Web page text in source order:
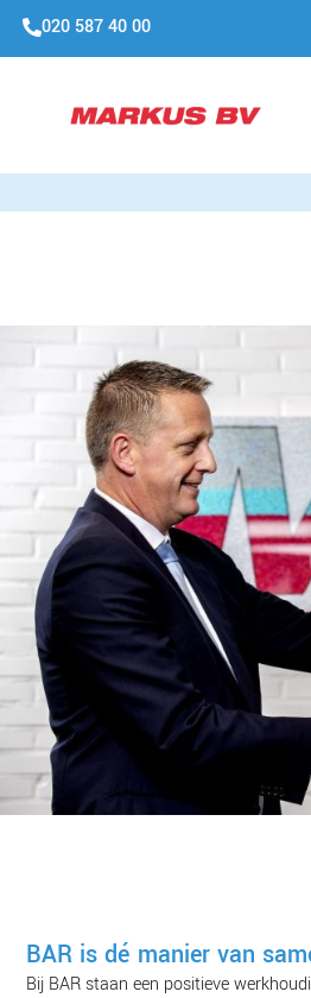
020 587 40 00
BAR is dé manier van
Bij BAR staan een positieve